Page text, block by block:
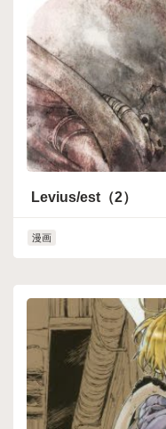
Levius/est（2）
漫画